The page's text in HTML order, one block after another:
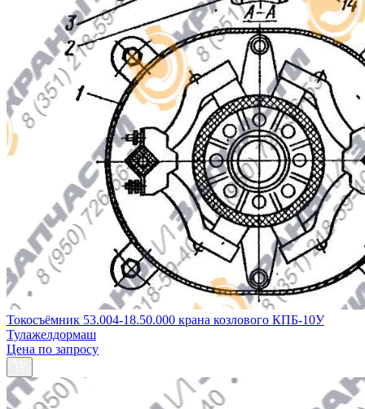
Токосъёмник 53.004-18.50.000 крана козлового КПБ-10У
Тулажелдормаш
Цена по запросу